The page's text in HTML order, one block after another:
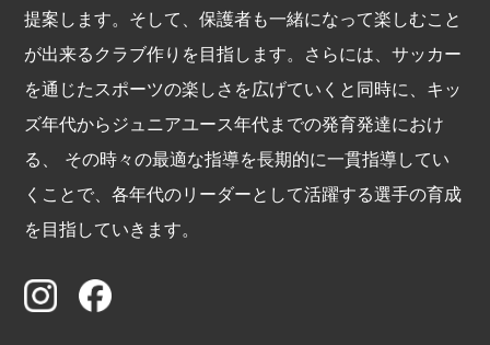
提案します。そして、保護者も一緒になって楽しむこと
が出来るクラブ作りを目指します。さらには、サッカー
を通じたスポーツの楽しさを広げていくと同時に、キッ
ズ年代からジュニアユース年代までの発育発達におけ
る、 その時々の最適な指導を長期的に一貫指導してい
くことで、各年代のリーダーとして活躍する選手の育成
を目指していきます。